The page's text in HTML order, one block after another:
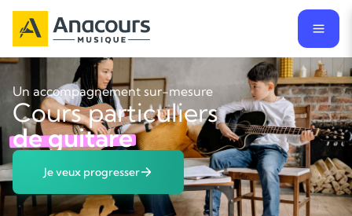
Un accompagnement sur-mesure
Cours particuliers
de guitare
Je veux progresser